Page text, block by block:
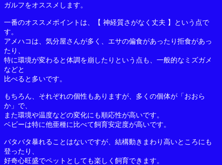
ガルフをオススメします。
一番のオススメポイントは、【 神経質さがなく丈夫 】という点で
す。
アメハコは、気分屋さんが多く、エサの偏食があったり拒食があっ
たり、
特に環境が変わると体調を崩したりという点も、一般的なミズガメ
などと
比べると多いです。
もちろん、それぞれの個性もありますが、多くの個体が「おおら
か」で、
また環境や温度などの変化にも順応性が高いです。
ベビーは特に他亜種に比べて飼育安定度が高いです。
バタバタ暴れることはないですが、結構動きまわり高いところにも
登ったり、
好奇心旺盛でペットとしても楽しく飼育できます。